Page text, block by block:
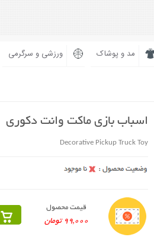
مد و پوشاک ورزشی و سرگرمی
اسباب بازی ماکت وانت دکوری
Decorative Pickup Truck Toy
قیمت محصول
99,000 تومان